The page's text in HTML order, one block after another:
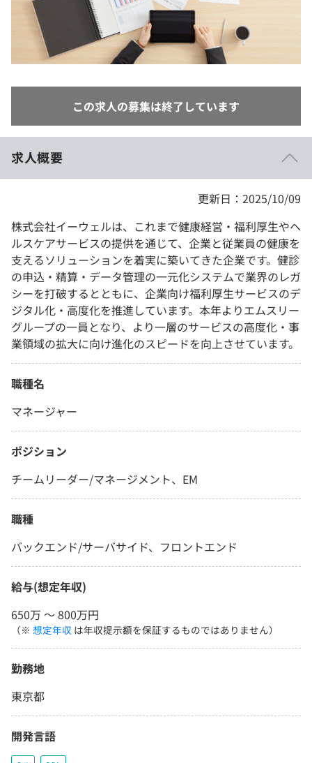
法人向けプラン
学校向けプラン
この求人の募集は終了しています
求人概要
更新日：2025/10/09
株式会社イーウェルは、これまで健康経営・福利厚生やヘ
ルスケアサービスの提供を通じて、企業と従業員の健康を
支えるソリューションを着実に築いてきた企業です。健診
の申込・精算・データ管理の一元化システムで業界のレガ
シーを打破するとともに、企業向け福利厚生サービスのデ
ジタル化・高度化を推進しています。本年よりエムスリー
グループの一員となり、より一層のサービスの高度化・事
業領域の拡大に向け進化のスピードを向上させています。
職種名
マネージャー
ポジション
チームリーダー/マネージメント、EM
職種
バックエンド/サーバサイド、フロントエンド
給与(想定年収)
650万 〜 800万円
（※ 想定年収 は年収提示額を保証するものではありません）
勤務地
東京都
開発言語